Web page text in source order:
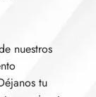
nuestros
tu